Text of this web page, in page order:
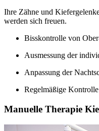
Ihre Zähne und
werden sich freuen.
Bisskontrolle von
Ausmessung der
Anpassung der
Regelmäßige Kontrolle
Manuelle Therapie